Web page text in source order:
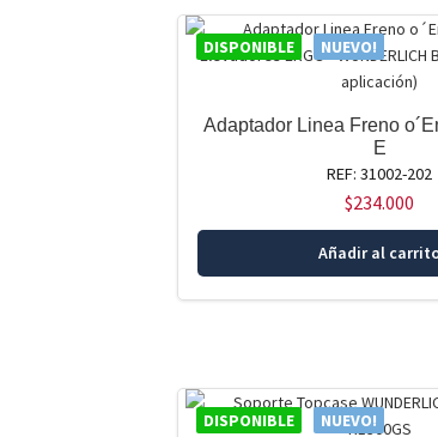
DISPONIBLE NUEVO!
Adaptador Linea Freno
E
REF: 31002-202
$234.000
Añadir al
DISPONIBLE NUEVO!